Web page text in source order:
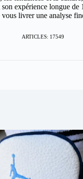
expérience longue
vous livrer une analyse
ARTICLES: 17549